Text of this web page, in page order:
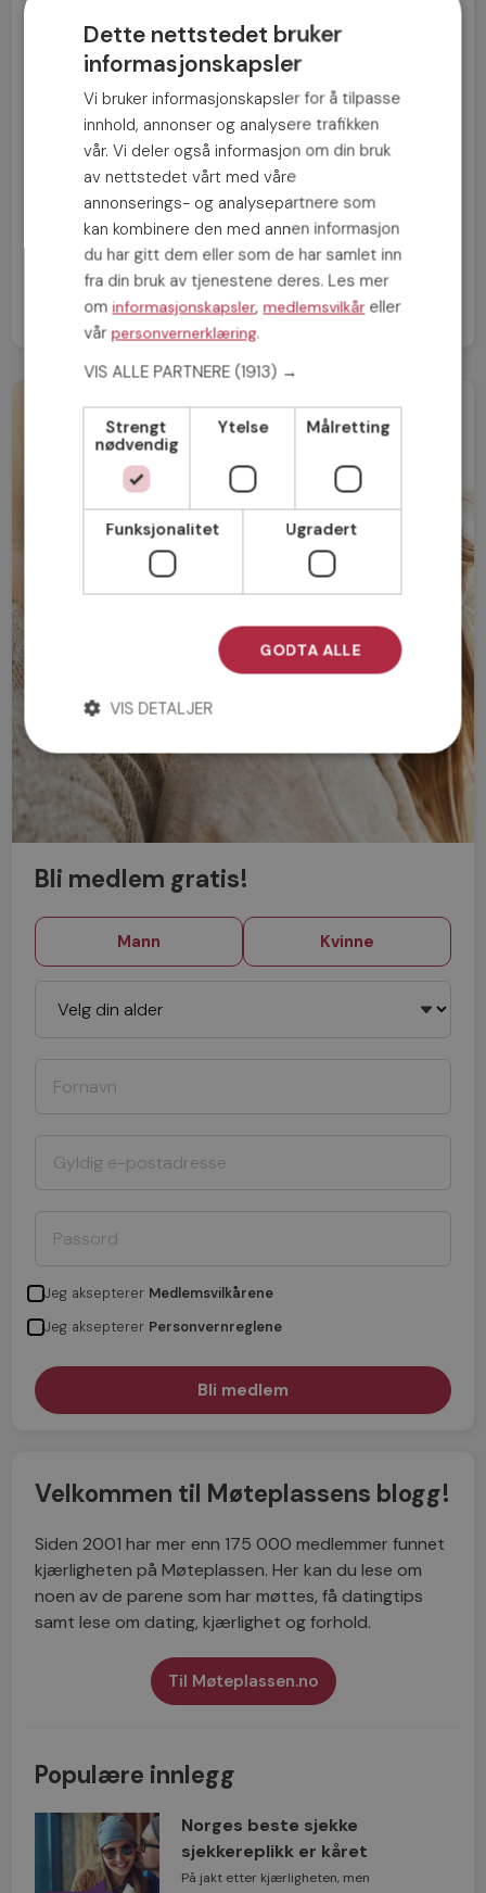
FORRIGE INNLEGG
Nei takk til surpomper!
NESTE INNLEGG
Ditt bidrag er livsviktig!
Bli medlem gratis!
Mann Kvinne
Jeg aksepterer Medlemsvilkårene
Jeg aksepterer Personvernreglene
Velkommen til Møteplassens blogg!
Siden 2001 har mer enn 175 000 medlemmer funnet
kjærligheten på Møteplassen. Her kan du lese om
noen av de parene som har møttes, få datingtips
samt lese om dating, kjærlighet og forhold.
Til Møteplassen.no
Populære innlegg
Norges beste sjekke
sjekkereplikk er kåret
På jakt etter kjærligheten, men
Dette nettstedet bruker
informasjonskapsler
Vi bruker informasjonskapsler for å tilpasse
innhold, annonser og analysere trafikken
vår. Vi deler også informasjon om din bruk
av nettstedet vårt med våre
annonserings- og analysepartnere som
kan kombinere den med annen informasjon
du har gitt dem eller som de har samlet inn
fra din bruk av tjenestene deres. Les mer
ominformasjonskapsler,medlemsvilkåreller
vårpersonvernerklæring.
VIS ALLE PARTNERE (1913) →
Strengt
nødvendig
Ytelse Målretting
Funksjonalitet Ugradert
GODTA ALLE
VIS DETALJER